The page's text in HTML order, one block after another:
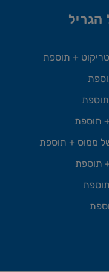
+ תוספת
תוספת
ממוס + תוספת
תוספת